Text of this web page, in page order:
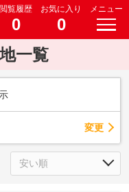
閲覧履歴
0
お気に入り
0
メニュー
一覧
変更